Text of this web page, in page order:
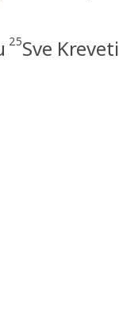
25Sve Kreveti